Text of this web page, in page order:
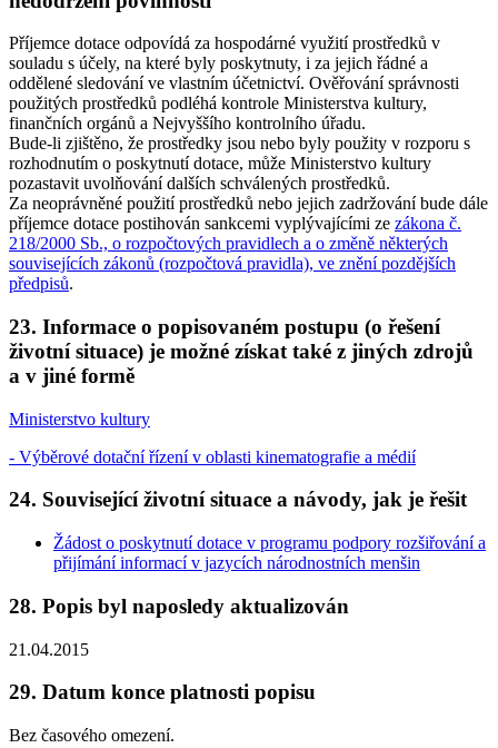
Příjemce dotace odpovídá za hospodárné využití prostředků v
souladu s účely, na které byly poskytnuty, i za jejich řádné a
oddělené sledování ve vlastním účetnictví. Ověřování správnosti
použitých prostředků podléhá kontrole Ministerstva kultury,
finančních orgánů a Nejvyššího kontrolního úřadu.
Bude-li zjištěno, že prostředky jsou nebo byly použity v rozporu s
rozhodnutím o poskytnutí dotace, může Ministerstvo kultury
pozastavit uvolňování dalších schválených prostředků.
Za neoprávněné použití prostředků nebo jejich zadržování bude dále
příjemce dotace postihován sankcemi vyplývajícími ze zákona č.
218/2000 Sb., o rozpočtových pravidlech a o změně některých
souvisejících zákonů (rozpočtová pravidla), ve znění pozdějších
předpisů.
23. Informace o popisovaném postupu (o řešení
životní situace) je možné získat také z jiných zdrojů
a v jiné formě
Ministerstvo kultury
- Výběrové dotační řízení v oblasti kinematografie a médií
24. Související životní situace a návody, jak je řešit
Žádost o poskytnutí dotace v programu podpory rozšiřování a
přijímání informací v jazycích národnostních menšin
28. Popis byl naposledy aktualizován
21.04.2015
29. Datum konce platnosti popisu
Bez časového omezení.